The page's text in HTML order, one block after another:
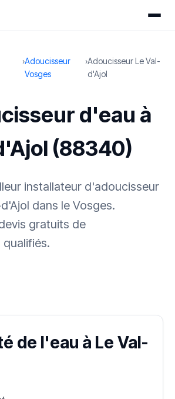
›Adoucisseur
Vosges
›Adoucisseur Le Val-
d'Ajol
d'eau à
(88340)
installateur d'adoucisseur
dans le Vosges.
gratuits de
de l'eau à Le Val-